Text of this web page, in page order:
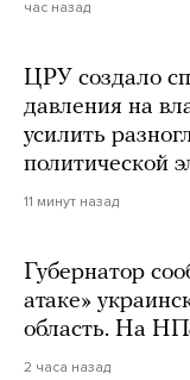
час назад
ЦРУ создало
давления на
усилить
политической
11 минут назад
Губернатор
атаке»
область. На
2 часа назад